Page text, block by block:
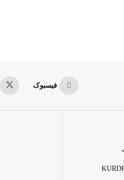
فیسبوک